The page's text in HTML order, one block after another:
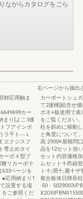
ながらカタログをごら
材応用触ま
カー
まり[よこ3連
フアインポ
ラ干ト︹Ｌ
エクジスフ
専止めタイ
ーポ４型プ
鞭リカーボ十
ベージを
応用納まり1
設置する場
をご参照くだ
右ページから抽出
カーボートシュ
て2連棟]組含せ
ボネ+板使用で表
をご覧ください
柱を斜めに移動
と角度について
高:2900※屋根問
品を12セット拾
セット内容価格
ムセット十昂録
ト十;潤十;麗十
複合板体日障長
-50・